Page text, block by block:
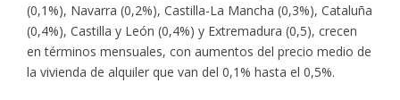
(0,1%), Navarra (0,2%), Castilla-La Mancha (0,3%), Cataluña
(0,4%), Castilla y León (0,4%) y Extremadura (0,5), crecen
en términos mensuales, con aumentos del precio medio de
la vivienda de alquiler que van del 0,1% hasta el 0,5%.